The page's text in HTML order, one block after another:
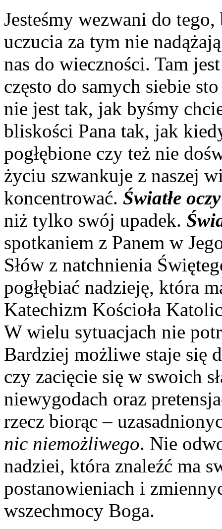
Jesteśmy wezwani do
uczucia za tym nie
nas do wieczności. Tam
często do samych siebie
nie jest tak, jak byśmy
bliskości Pana tak, jak
pogłębione czy też nie
życiu szwankuje z naszej
koncentrować. Światłe
niż tylko swój upadek.
spotkaniem z Panem w
Słów z natchnienia
pogłębiać nadzieję, która
Katechizm Kościoła
W wielu sytuacjach nie
Bardziej możliwe staje się
czy zacięcie się w swoich
niewygodach oraz
rzecz biorąc –
nic niemożliwego. Nie
nadziei, która znaleźć ma
postanowieniach i
wszechmocy Boga.